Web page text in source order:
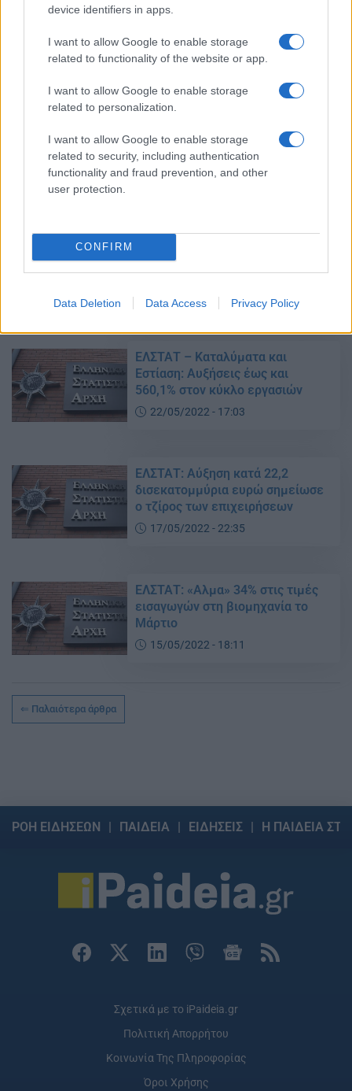
device identifiers in apps.
I want to allow Google to enable storage
related to functionality of the website or app.
I want to allow Google to enable storage
related to personalization.
I want to allow Google to enable storage
related to security, including authentication
functionality and fraud prevention, and other
user protection.
CONFIRM
Data Deletion Data Access Privacy Policy
ΕΛΣΤΑΤ: Εκτινάχθηκε το
εμπορικό έλλειμμα τον Ιούνιο
Απογραφή 2021: Αυτός είναι ο
μόνιμος πληθυσμός της Ελλάδας
19/07/2022 - 12:40
Σταϊκούρας: Η ελληνική
οικονομία διατηρεί ισχυρή
δυναμική
07/06/2022 - 18:20
ΕΛΣΤΑΤ – Καταλύματα και
Εστίαση: Αυξήσεις έως και
560,1% στον κύκλο εργασιών
22/05/2022 - 17:03
ΕΛΣΤΑΤ: Αύξηση κατά 22,2
δισεκατομμύρια ευρώ σημείωσε
ο τζίρος των επιχειρήσεων
17/05/2022 - 22:35
ΕΛΣΤΑΤ: «Αλμα» 34% στις τιμές
εισαγωγών στη βιομηχανία το
Μάρτιο
15/05/2022 - 18:11
Παλαιότερα άρθρα
ΡΟΗ ΕΙΔΗΣΕΩΝ ΠΑΙΔΕΙΑ ΕΙΔΗΣΕΙΣ Η ΠΑΙΔΕΙΑ
Σχετικά με το iPaideia.gr
Πολιτική Απορρήτου
Κοινωνία Της Πληροφορίας
Όροι Χρήσης